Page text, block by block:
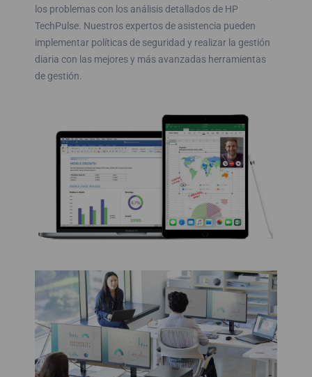
los problemas con los análisis detallados de HP
TechPulse. Nuestros expertos de asistencia pueden
implementar políticas de seguridad y realizar la gestión
diaria con las mejores y más avanzadas herramientas
de gestión.